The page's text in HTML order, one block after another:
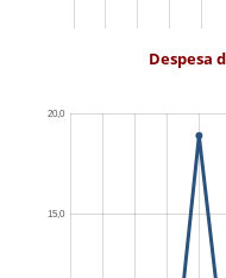
Despesa